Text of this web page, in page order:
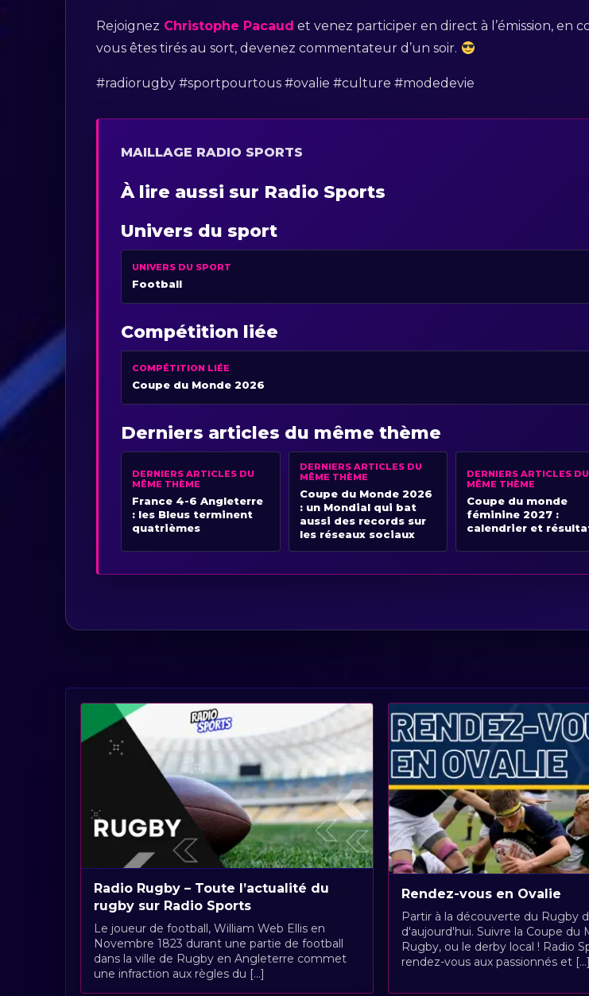
Rejoignez Christophe Pacaud et venez participer en direct à l’émission, en
vous êtes tirés au sort, devenez commentateur d’un soir.
#radiorugby #sportpourtous #ovalie #culture #modedevie
MAILLAGE RADIO SPORTS
À lire aussi sur Radio Sports
Univers du sport
UNIVERS DU SPORT
Football
Compétition liée
COMPÉTITION LIÉE
Coupe du Monde 2026
Derniers articles du même thème
DERNIERS ARTICLES DU
MÊME THÈME
France 4-6 Angleterre
: les Bleus terminent
quatrièmes
DERNIERS ARTICLES DU
MÊME THÈME
Coupe du Monde 2026
: un Mondial qui bat
aussi des records sur
les réseaux sociaux
DERNIERS ARTICLES DU
MÊME THÈME
Coupe du monde
féminine 2027 :
calendrier et
Radio Rugby – Toute l’actualité du
rugby sur Radio Sports
Le joueur de football, William Web Ellis en
Novembre 1823 durant une partie de football
dans la ville de Rugby en Angleterre commet
une infraction aux règles du [...]
Rendez-vous en Ovalie
Partir à la découverte du Rugby
d'aujourd'hui. Suivre la Coupe du
Rugby, ou le derby local ! Radio
rendez-vous aux passionnés et [...]